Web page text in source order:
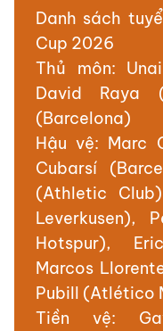
Danh sách
Cup 2026
Thủ môn:
David Raya
(Barcelona)
Hậu vệ: Marc
Cubarsí
(Athletic
Leverkusen),
Hotspur),
Marcos
Pubill (Atlético
Tiền vệ: